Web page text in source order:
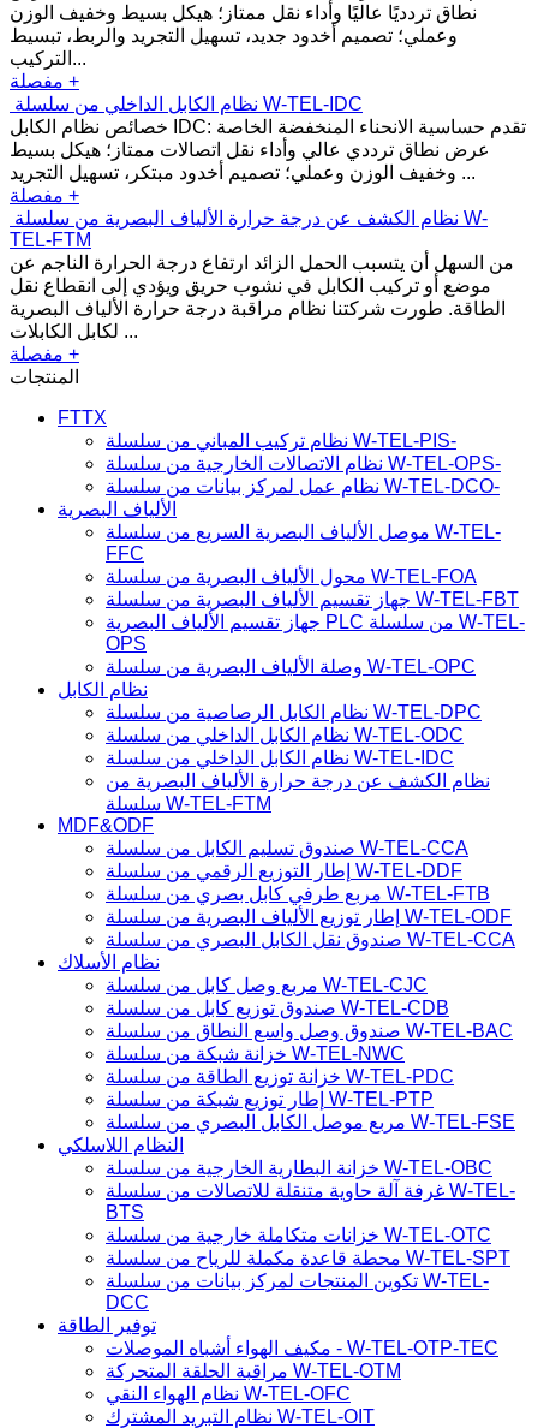
نطاق تردديًا عاليًا وأداء نقل ممتاز؛ هيكل بسيط وخفيف الوزن
وعملي؛ تصميم أخدود جديد، تسهيل التجريد والربط، تبسيط
التركيب...
مفصلة +
نظام الكابل الداخلي من سلسلة W-TEL-IDC
خصائص نظام الكابل IDC: تقدم حساسية الانحناء المنخفضة الخاصة
عرض نطاق ترددي عالي وأداء نقل اتصالات ممتاز؛ هيكل بسيط
وخفيف الوزن وعملي؛ تصميم أخدود مبتكر، تسهيل التجريد ...
مفصلة +
نظام الكشف عن درجة حرارة الألياف البصرية من سلسلة W-
TEL-FTM
من السهل أن يتسبب الحمل الزائد ارتفاع درجة الحرارة الناجم عن
موضع أو تركيب الكابل في نشوب حريق ويؤدي إلى انقطاع نقل
الطاقة. طورت شركتنا نظام مراقبة درجة حرارة الألياف البصرية
لكابل الكابلات ...
مفصلة +
المنتجات
FTTX
نظام تركيب المباني من سلسلة W-TEL-PIS-
نظام الاتصالات الخارجية من سلسلة W-TEL-OPS-
نظام عمل لمركز بيانات من سلسلة W-TEL-DCO-
الألياف البصرية
موصل الألياف البصرية السريع من سلسلة W-TEL-
FFC
محول الألياف البصرية من سلسلة W-TEL-FOA
جهاز تقسيم الألياف البصرية من سلسلة W-TEL-FBT
جهاز تقسيم الألياف البصرية PLC من سلسلة W-TEL-
OPS
وصلة الألياف البصرية من سلسلة W-TEL-OPC
نظام الكابل
نظام الكابل الرصاصية من سلسلة W-TEL-DPC
نظام الكابل الداخلي من سلسلة W-TEL-ODC
نظام الكابل الداخلي من سلسلة W-TEL-IDC
نظام الكشف عن درجة حرارة الألياف البصرية من
سلسلة W-TEL-FTM
MDF&ODF
صندوق تسليم الكابل من سلسلة W-TEL-CCA
إطار التوزيع الرقمي من سلسلة W-TEL-DDF
مربع طرفي كابل بصري من سلسلة W-TEL-FTB
إطار توزيع الألياف البصرية من سلسلة W-TEL-ODF
صندوق نقل الكابل البصري من سلسلة W-TEL-CCA
نظام الأسلاك
مربع وصل كابل من سلسلة W-TEL-CJC
صندوق توزيع كابل من سلسلة W-TEL-CDB
صندوق وصل واسع النطاق من سلسلة W-TEL-BAC
خزانة شبكة من سلسلة W-TEL-NWC
خزانة توزيع الطاقة من سلسلة W-TEL-PDC
إطار توزيع شبكة من سلسلة W-TEL-PTP
مربع موصل الكابل البصري من سلسلة W-TEL-FSE
النظام اللاسلكي
خزانة البطارية الخارجية من سلسلة W-TEL-OBC
غرفة آلة حاوية متنقلة للاتصالات من سلسلة W-TEL-
BTS
خزانات متكاملة خارجية من سلسلة W-TEL-OTC
محطة قاعدة مكملة للرياح من سلسلة W-TEL-SPT
تكوين المنتجات لمركز بيانات من سلسلة W-TEL-
DCC
توفير الطاقة
مكيف الهواء أشباه الموصلات - W-TEL-OTP-TEC
مراقبة الحلقة المتحركة W-TEL-OTM
نظام الهواء النقي W-TEL-OFC
نظام التبريد المشترك W-TEL-OIT